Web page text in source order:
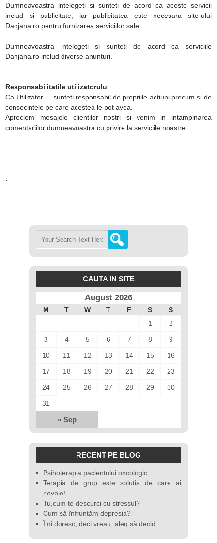
Dumneavoastra intelegeti si sunteti de acord ca aceste servicii
includ si publicitate, iar publicitatea este necesara site-ului
Danjana.ro pentru furnizarea serviciilor sale.
Dumneavoastra intelegeti si sunteti de acord ca serviciile
Danjana.ro includ diverse anunturi.
Responsabilitatile utilizatorului
Ca Utilizator – sunteti responsabil de propriile actiuni precum si de
consecintele pe care acestea le pot avea.
Apreciem mesajele clientilor nostri si venim in intampinarea
comentariilor dumneavoastra cu privire la serviciile noastre.
.
CAUTA IN SITE
August 2026
M T W T F S S
« Sep
1 2
3 4 5 6 7 8 9
10 11 12 13 14 15 16
17 18 19 20 21 22 23
24 25 26 27 28 29 30
31
RECENT PE BLOG
Psihoterapia pacientului oncologic
Terapia de grup este solutia de care ai
nevoie!
Tu,cum te descurci cu stressul?
Cum să înfruntăm depresia?
Îmi doresc, deci vreau, aleg să decid